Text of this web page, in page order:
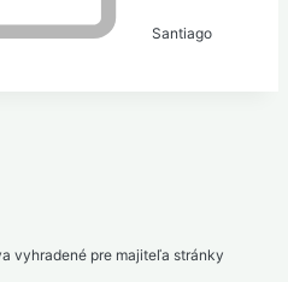
Santiago
vyhradené pre majiteľa stránky